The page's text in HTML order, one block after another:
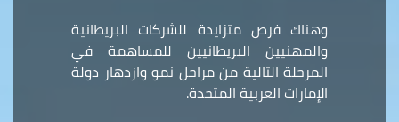
وهناك فرص متزايدة للشركات البريطانية
والمهنيين البريطانيين للمساهمة في
المرحلة التالية من مراحل نمو وازدهار دولة
الإمارات العربية المتحدة.